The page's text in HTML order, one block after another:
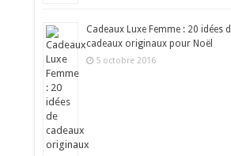
Cadeaux Luxe Femme : 20 idées
cadeaux originaux pour Noël
5 octobre 2016